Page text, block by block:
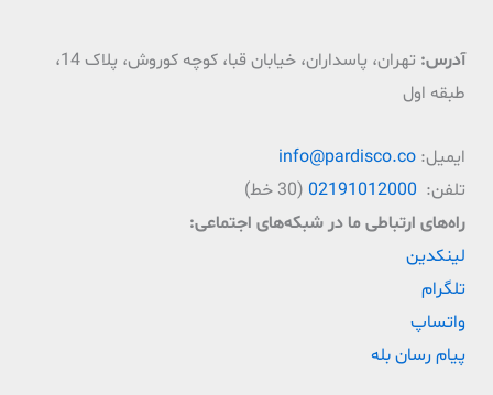
آدرس:
تهران، پاسداران، خیابان قبا، کوچه کوروش، پلاک 14،
طبقه اول
ایمیل: info@pardisco.co
تلفن: 02191012000 (30 خط)
راه‌‌های ارتباطی ما در شبکه‌های اجتماعی:
لینکدین
تلگرام
واتساپ
پیام رسان بله